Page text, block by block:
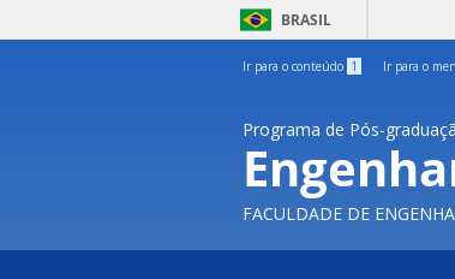
BRASIL
Ir para o conteúdo 1 Ir para o
Programa de Pós-
FACULDADE DE